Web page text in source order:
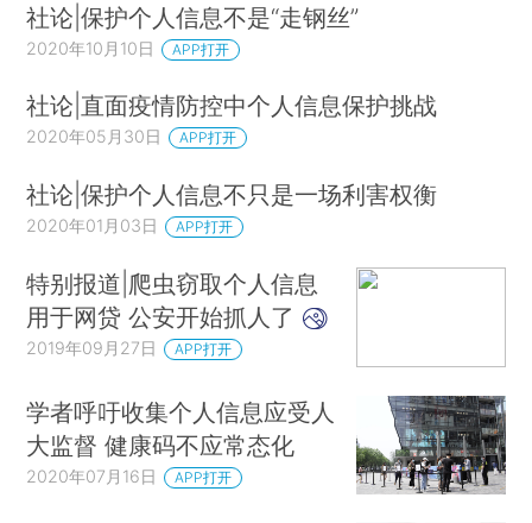
社论|保护个人信息不是“走钢丝”
2020年10月10日 APP打开
社论|直面疫情防控中个人信息保护挑战
2020年05月30日 APP打开
社论|保护个人信息不只是一场利害权衡
2020年01月03日 APP打开
特别报道|爬虫窃取个人信息
用于网贷 公安开始抓人了
2019年09月27日 APP打开
学者呼吁收集个人信息应受人
大监督 健康码不应常态化
2020年07月16日 APP打开